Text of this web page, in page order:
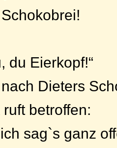
du Eierkopf!“
Dieters
betroffen:
sag`s ganz